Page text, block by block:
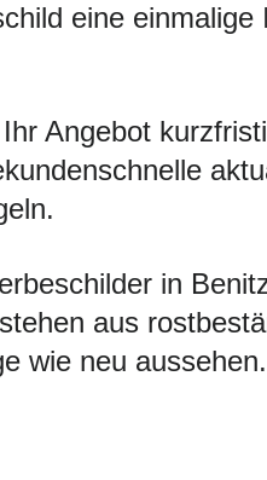
eine
Angebot
in
aus
wie neu aussehen.